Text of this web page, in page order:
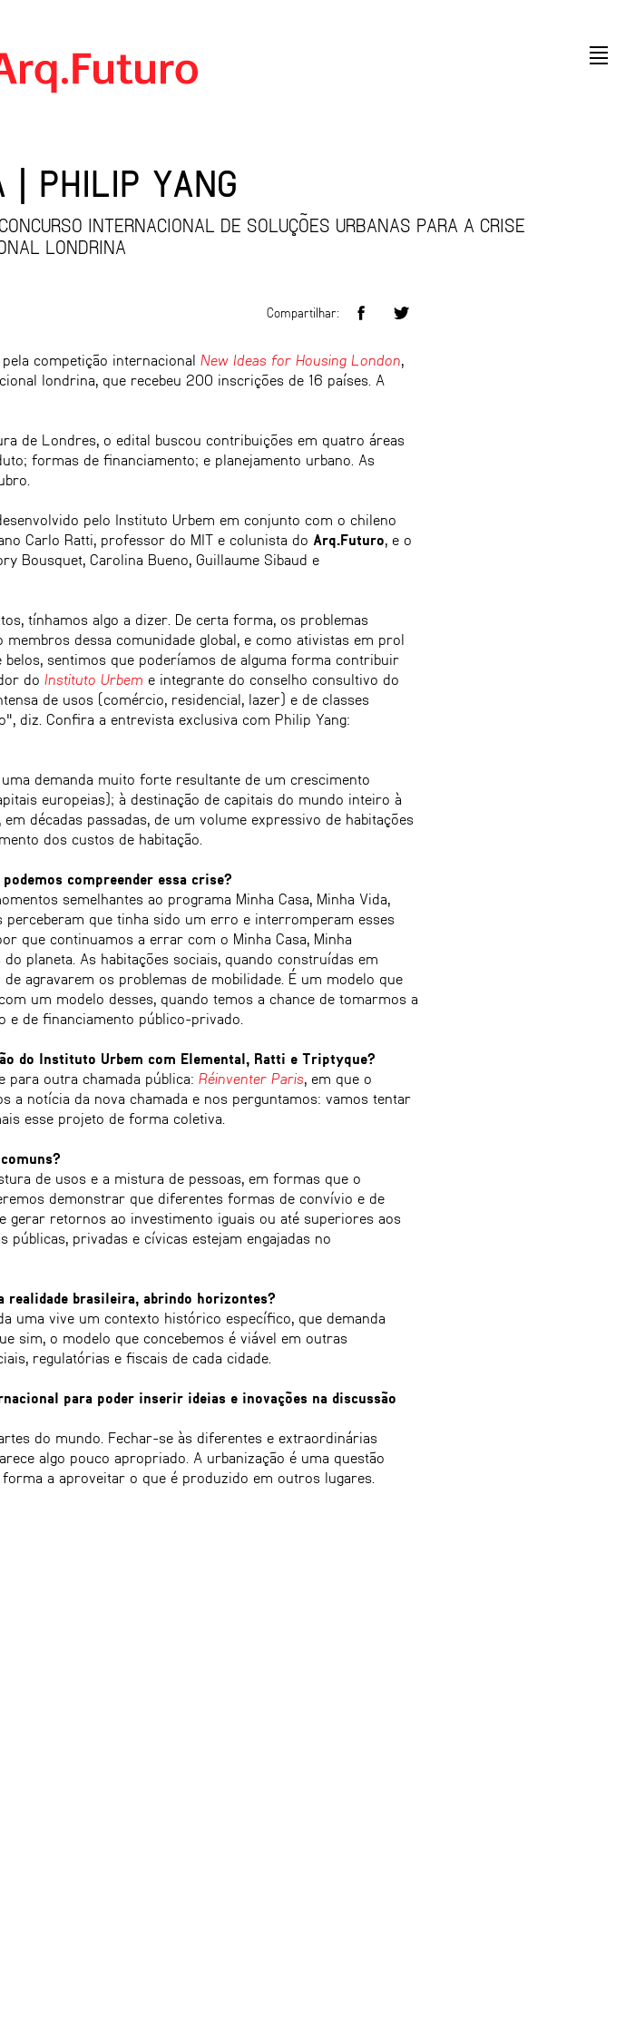
| PHILIP YANG
INTERNACIONAL DE SOLUÇÕES URBANAS PARA A CRISE
LONDRINA
Compartilhar:
competição internacional New Ideas for Housing London,
londrina, que recebeu 200 inscrições de 16 países. A
de Londres, o edital buscou contribuições em quatro áreas
formas de financiamento; e planejamento urbano. As
pelo Instituto Urbem em conjunto com o chileno
Carlo Ratti, professor do MIT e colunista do Arq.Futuro, e o
Bousquet, Carolina Bueno, Guillaume Sibaud e
tínhamos algo a dizer. De certa forma, os problemas
dessa comunidade global, e como ativistas em prol
sentimos que poderíamos de alguma forma contribuir
do Instituto Urbem e integrante do conselho consultivo do
de usos (comércio, residencial, lazer) e de classes
diz. Confira a entrevista exclusiva com Philip Yang:
demanda muito forte resultante de um crescimento
europeias); à destinação de capitais do mundo inteiro à
décadas passadas, de um volume expressivo de habitações
dos custos de habitação.
compreender essa crise?
semelhantes ao programa Minha Casa, Minha Vida,
perceberam que tinha sido um erro e interromperam esses
que continuamos a errar com o Minha Casa, Minha
planeta. As habitações sociais, quando construídas em
agravarem os problemas de mobilidade. É um modelo que
um modelo desses, quando temos a chance de tomarmos a
e de financiamento público-privado.
do Instituto Urbem com Elemental, Ratti e Triptyque?
para outra chamada pública: Réinventer Paris, em que o
a notícia da nova chamada e nos perguntamos: vamos tentar
esse projeto de forma coletiva.
de usos e a mistura de pessoas, em formas que o
demonstrar que diferentes formas de convívio e de
gerar retornos ao investimento iguais ou até superiores aos
privadas e cívicas estejam engajadas no
realidade brasileira, abrindo horizontes?
uma vive um contexto histórico específico, que demanda
sim, o modelo que concebemos é viável em outras
regulatórias e fiscais de cada cidade.
para poder inserir ideias e inovações na discussão
do mundo. Fechar-se às diferentes e extraordinárias
algo pouco apropriado. A urbanização é uma questão
a aproveitar o que é produzido em outros lugares.